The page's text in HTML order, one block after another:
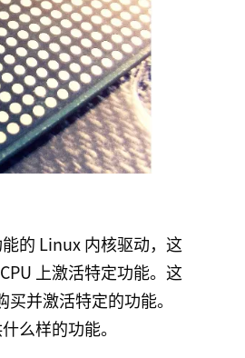
的 Linux 内核驱动，这
上激活特定功能。这
并激活特定的功能。
么样的功能。